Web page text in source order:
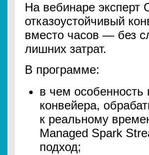
На вебинаре эксперт
отказоустойчивый
вместо часов — без
лишних затрат.
В программе:
в чем особенность
конвейера,
к реальному
Managed Spark
подход;